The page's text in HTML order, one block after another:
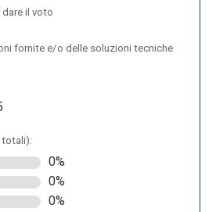
il voto
fornite e/o delle soluzioni tecniche
0%
0%
0%